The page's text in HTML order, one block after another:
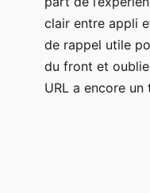
clair entre appli
de rappel utile
du front et
URL a encore